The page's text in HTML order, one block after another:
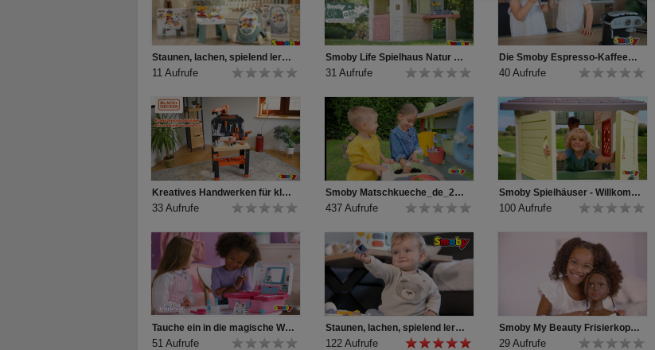
Staunen, lachen, spielend lernen – mit den Little Smoby-Babyspielzeugen
11 Aufrufe
Smoby Life Spielhaus Natur mit Werkstatt
31 Aufrufe
Die Smoby Espresso-Kaffeemaschine bietet großen Spielspaß für kleine Baristas.
40 Aufrufe
Kreatives Handwerken für kleine Heimwerker-Profis!
33 Aufrufe
Smoby Matschkueche_de_2025
437 Aufrufe
Smoby Spielhäuser - Willkommen und hereinspaziert ♥
100 Aufrufe
Tauche ein in die magische Welt von Gabby's Dollhouse!
51 Aufrufe
Staunen, lachen, spielend lernen – mit den Little Smoby-Babyspielzeugen
122 Aufrufe
Smoby My Beauty Frisierkopf Afro
29 Aufrufe